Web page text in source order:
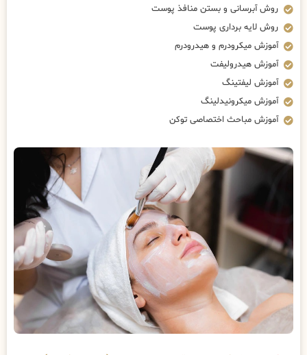
روش آبرسانی و بستن منافذ پوست
روش لایه برداری پوست
آموزش میکرودرم و هیدرودرم
آموزش هیدرولیفت
آموزش لیفتینگ
آموزش میکرونیدلینگ
آموزش مباحث اختصاصی توکن